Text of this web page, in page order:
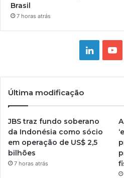
Brasil
7 horas atrás
Linkedin
Última modificação
JBS traz fundo soberano
da Indonésia como sócio
em operação de US$ 2,5
bilhões
7 horas atrás